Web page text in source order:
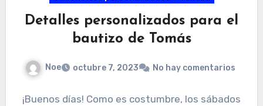
Detalles personalizados para el
bautizo de Tomás
Noe octubre 7, 2023 No hay comentarios
¡Buenos días! Como es costumbre, los sábados